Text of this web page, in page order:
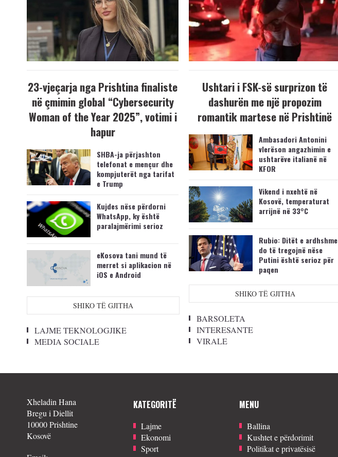
23-vjeçarja nga Prishtina finaliste
në çmimin global “Cybersecurity
Woman of the Year 2025”, votimi i
hapur
SHBA-ja përjashton
telefonat e mençur dhe
kompjuterët nga tarifat
e Trump
Kujdes nëse përdorni
WhatsApp, ky është
paralajmërimi serioz
eKosova tani mund të
merret si aplikacion në
iOS e Android
SHIKO TË GJITHA
LAJME TEKNOLOGJIKE
MEDIA SOCIALE
Ushtari i FSK-së surprizon të
dashurën me një propozim
romantik martese në Prishtinë
Ambasadori Antonini
vlerëson angazhimin e
ushtarëve italianë në
KFOR
Vikend i nxehtë në
Kosovë, temperaturat
arrijnë në 33°C
Rubio: Ditët e ardhshme
do të tregojnë nëse
Putini është serioz për
paqen
SHIKO TË GJITHA
BARSOLETA
INTERESANTE
VIRALE
Xheladin Hana
Bregu i Diellit
10000 Prishtine
Kosovë
KATEGORITË
Lajme
Ekonomi
Sport
MENU
Ballina
Kushtet e përdorimit
Politikat e privatësisë